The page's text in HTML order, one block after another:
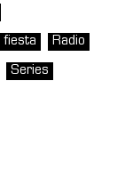
fiesta Radio
Series